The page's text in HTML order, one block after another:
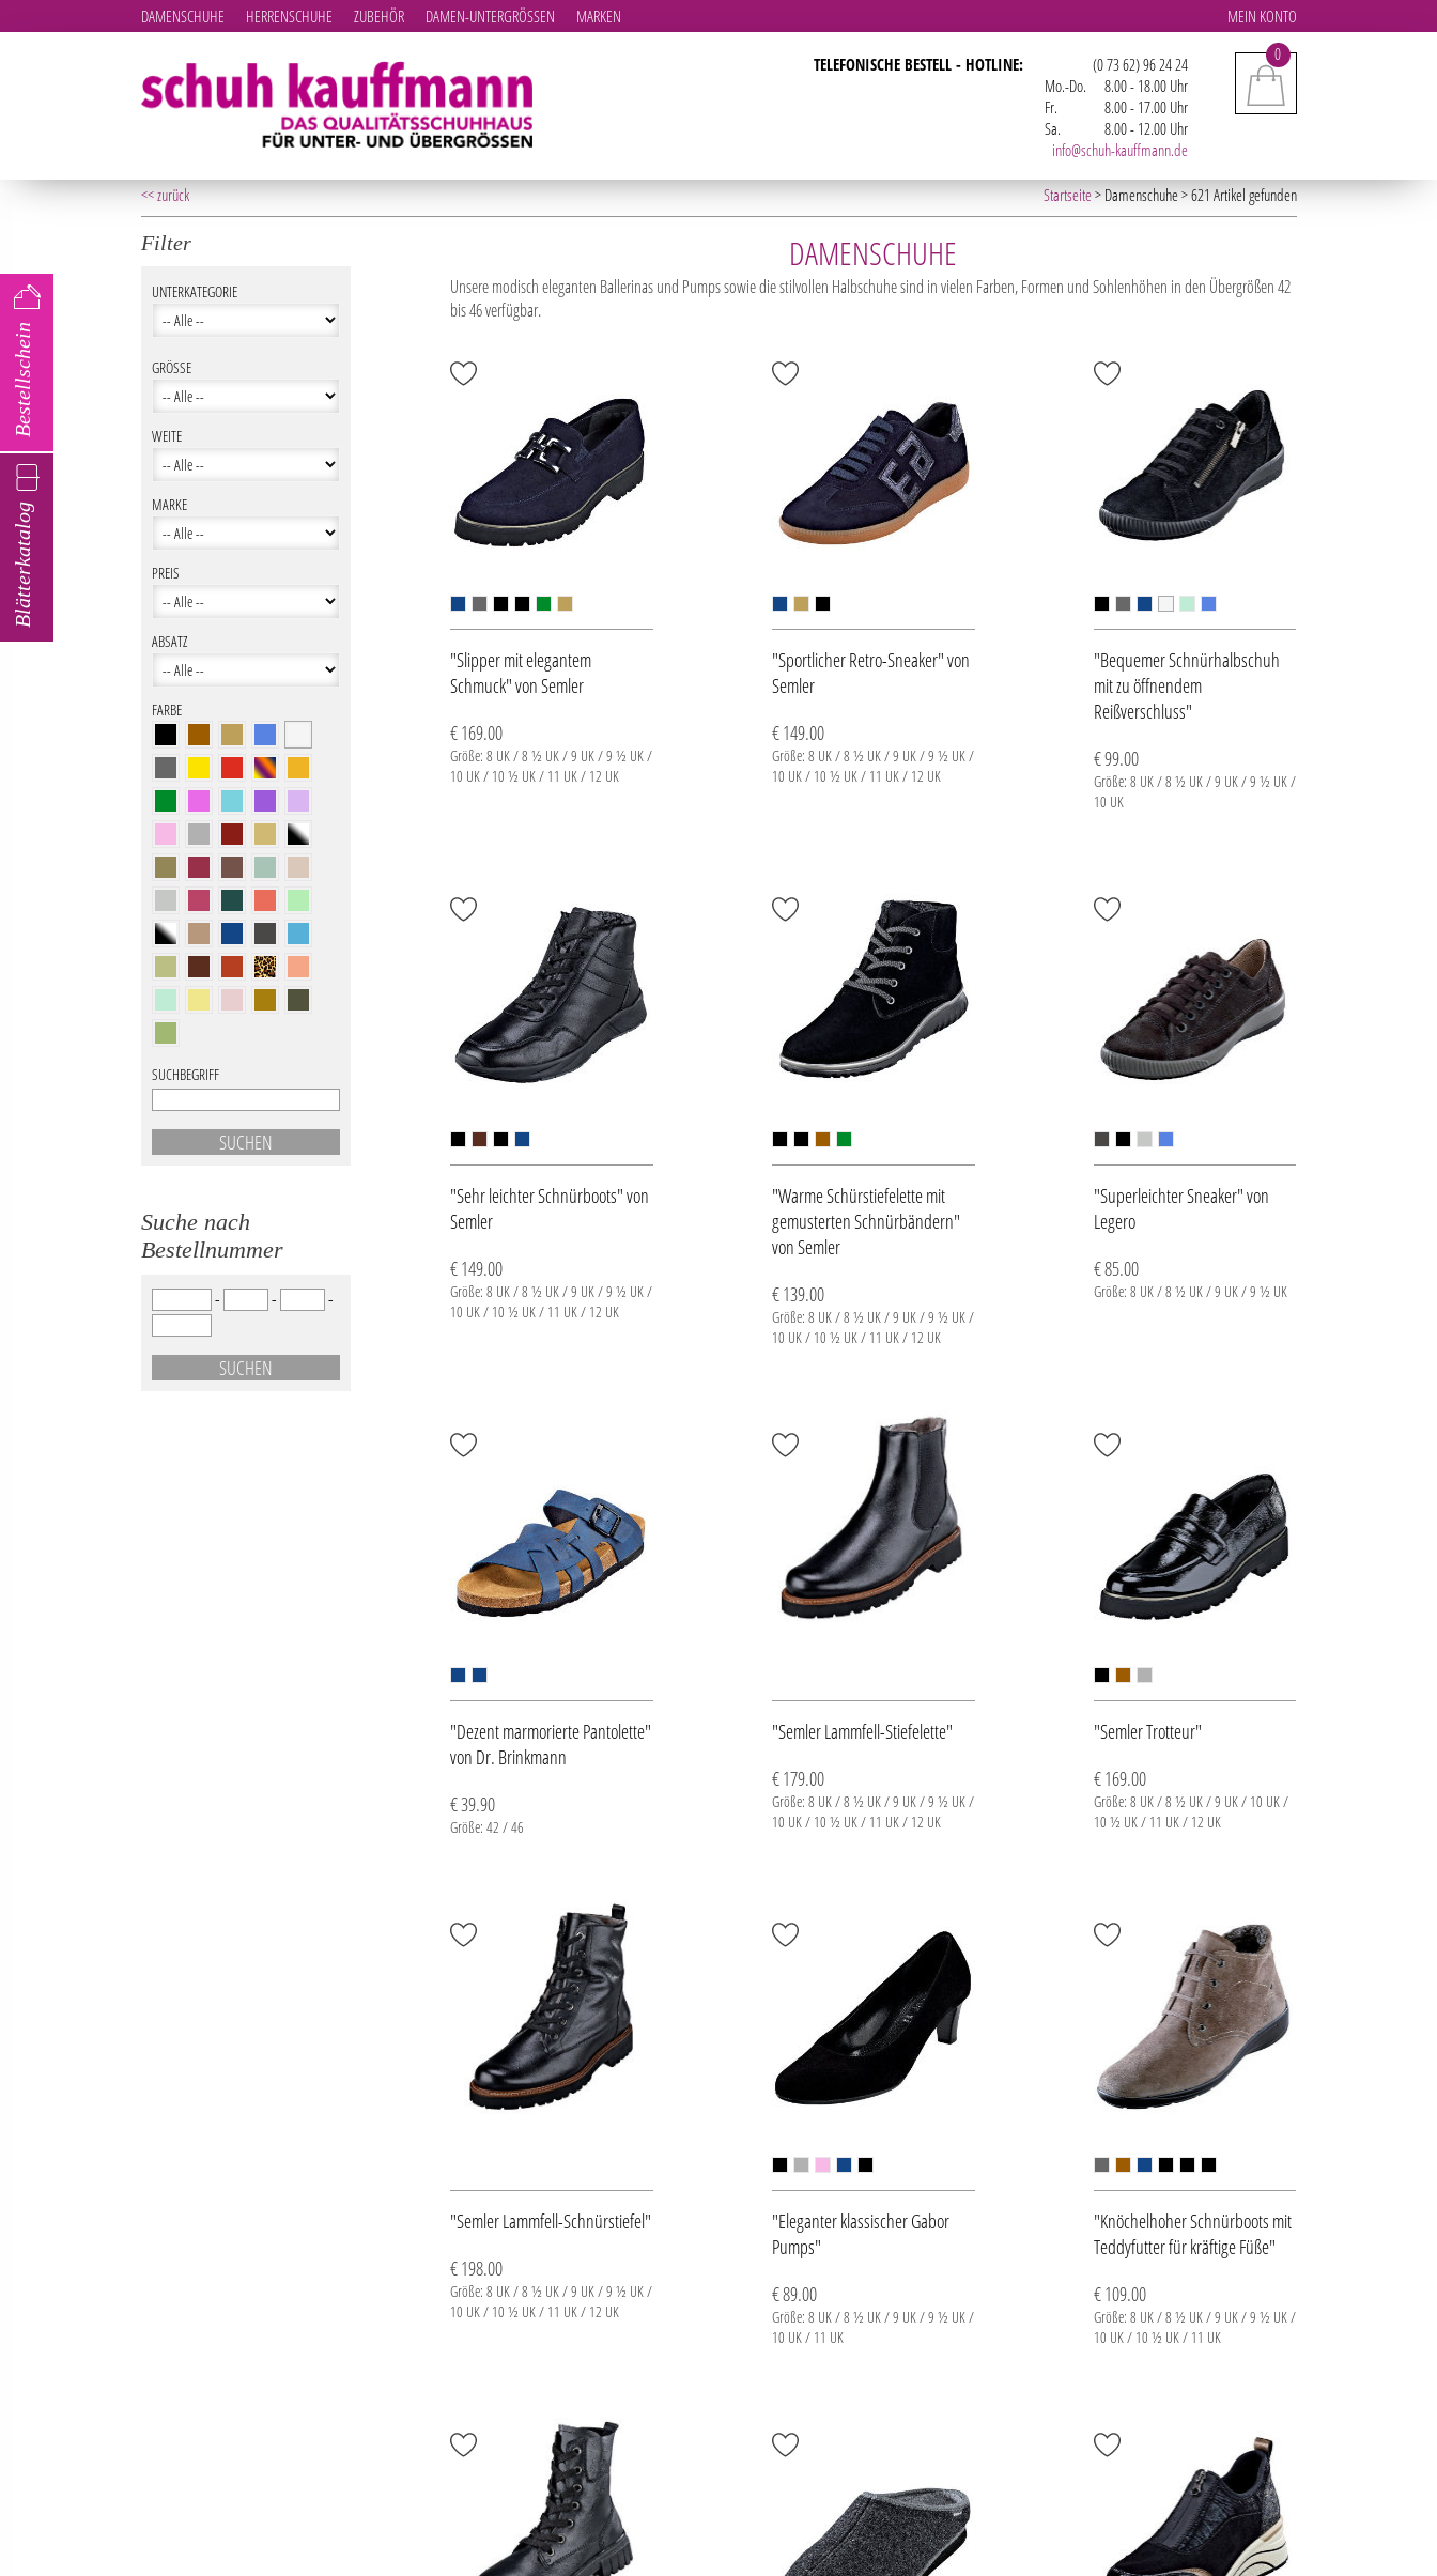
Blätterkatalog
Bestellschein
MEIN KONTO
DAMENSCHUHE HERRENSCHUHE ZUBEHÖR DAMEN-UNTERGRÖSSEN
MARKEN
0
TELEFONISCHE BESTELL - HOTLINE:
(0 73 62) 96 24 24
Mo.-Do.
8.00 - 18.00 Uhr
Fr.
8.00 - 17.00 Uhr
Sa.
8.00 - 12.00 Uhr
info@schuh-kauffmann.de
<< zurück Startseite> Damenschuhe > 621 Artikel gefunden
DAMENSCHUHE
Filter
UNTERKATEGORIE
GRÖSSE
WEITE
MARKE
PREIS
ABSATZ
FARBE
SUCHBEGRIFF
Suche nach
Bestellnummer
- - -
Unsere modisch eleganten Ballerinas und Pumps sowie die stilvollen Halbschuhe sind in vielen Farben, Formen und Sohlenhöhen in den Übergrößen 42
bis 46 verfügbar.
"Slipper mit elegantem
Schmuck" von Semler
€ 169.00
Größe: 8 UK / 8 ½ UK / 9 UK / 9 ½ UK /
10 UK / 10 ½ UK / 11 UK / 12 UK
"Sportlicher Retro-Sneaker" von
Semler
€ 149.00
Größe: 8 UK / 8 ½ UK / 9 UK / 9 ½ UK /
10 UK / 10 ½ UK / 11 UK / 12 UK
"Bequemer Schnürhalbschuh
mit zu öffnendem
Reißverschluss"
€ 99.00
Größe: 8 UK / 8 ½ UK / 9 UK / 9 ½ UK /
10 UK
"Sehr leichter Schnürboots" von
Semler
€ 149.00
Größe: 8 UK / 8 ½ UK / 9 UK / 9 ½ UK /
10 UK / 10 ½ UK / 11 UK / 12 UK
"Warme Schürstiefelette mit
gemusterten Schnürbändern"
von Semler
€ 139.00
Größe: 8 UK / 8 ½ UK / 9 UK / 9 ½ UK /
10 UK / 10 ½ UK / 11 UK / 12 UK
"Superleichter Sneaker" von
Legero
€ 85.00
Größe: 8 UK / 8 ½ UK / 9 UK / 9 ½ UK
"Dezent marmorierte Pantolette"
von Dr. Brinkmann
€ 39.90
Größe: 42 / 46
"Semler Lammfell-Stiefelette"
€ 179.00
Größe: 8 UK / 8 ½ UK / 9 UK / 9 ½ UK /
10 UK / 10 ½ UK / 11 UK / 12 UK
"Semler Trotteur"
€ 169.00
Größe: 8 UK / 8 ½ UK / 9 UK / 10 UK /
10 ½ UK / 11 UK / 12 UK
"Semler Lammfell-Schnürstiefel"
€ 198.00
Größe: 8 UK / 8 ½ UK / 9 UK / 9 ½ UK /
10 UK / 10 ½ UK / 11 UK / 12 UK
"Eleganter klassischer Gabor
Pumps"
€ 89.00
Größe: 8 UK / 8 ½ UK / 9 UK / 9 ½ UK /
10 UK / 11 UK
"Knöchelhoher Schnürboots mit
Teddyfutter für kräftige Füße"
€ 109.00
Größe: 8 UK / 8 ½ UK / 9 UK / 9 ½ UK /
10 UK / 10 ½ UK / 11 UK